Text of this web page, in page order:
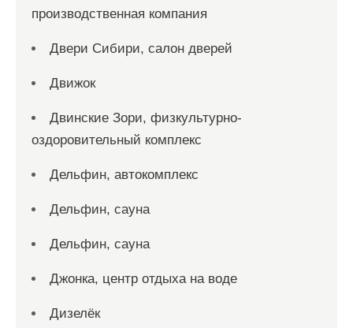
производственная компания
Двери Сибири, салон дверей
Движок
Двинские Зори, физкультурно-
оздоровительный комплекс
Дельфин, автокомплекс
Дельфин, сауна
Дельфин, сауна
Джонка, центр отдыха на воде
Дизелёк